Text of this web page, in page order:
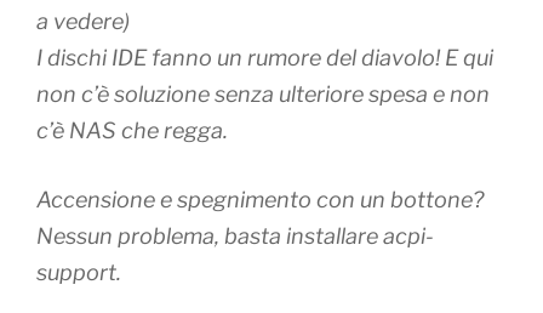
a vedere)
I dischi IDE fanno un rumore del diavolo! E qui
non c’è soluzione senza ulteriore spesa e non
c’è NAS che regga.
Accensione e spegnimento con un bottone?
Nessun problema, basta installareacpi-
support.